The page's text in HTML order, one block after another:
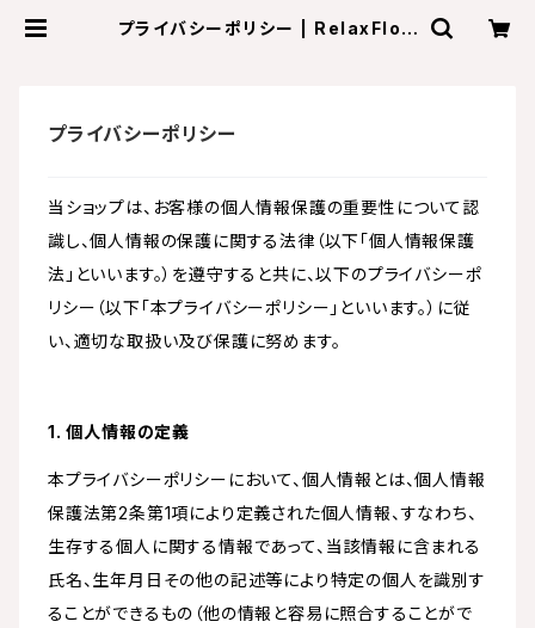
プライバシーポリシー | RelaxFlow
プライバシーポリシー
当ショップは、お客様の個人情報保護の重要性について認
識し、個人情報の保護に関する法律（以下「個人情報保護
法」といいます。）を遵守すると共に、以下のプライバシーポ
リシー（以下「本プライバシーポリシー」といいます。）に従
い、適切な取扱い及び保護に努めます。
1. 個人情報の定義
本プライバシーポリシーにおいて、個人情報とは、個人情報
保護法第2条第1項により定義された個人情報、すなわち、
生存する個人に関する情報であって、当該情報に含まれる
氏名、生年月日その他の記述等により特定の個人を識別す
ることができるもの（他の情報と容易に照合することがで